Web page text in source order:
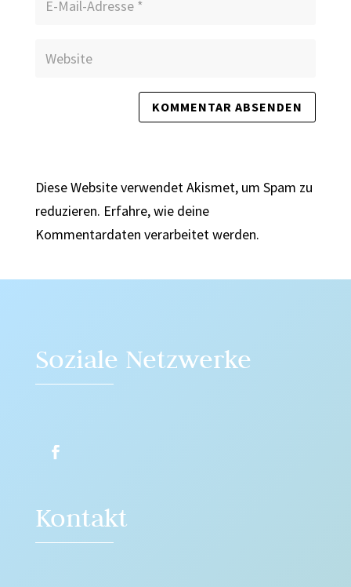
Diese Website verwendet Akismet, um Spam zu
reduzieren. Erfahre, wie deine
Kommentardaten verarbeitet werden.
Soziale Netzwerke
Kontakt